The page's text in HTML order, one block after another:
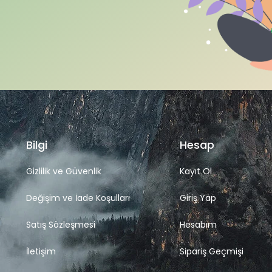
Bilgi
Gizlilik ve Güvenlik
Değişim ve İade Koşulları
Satış Sözleşmesi
İletişim
Hesap
Kayıt Ol
Giriş Yap
Hesabım
Sipariş Geçmişi